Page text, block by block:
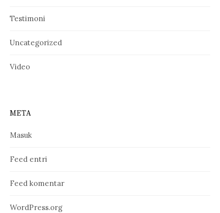
Testimoni
Uncategorized
Video
META
Masuk
Feed entri
Feed komentar
WordPress.org